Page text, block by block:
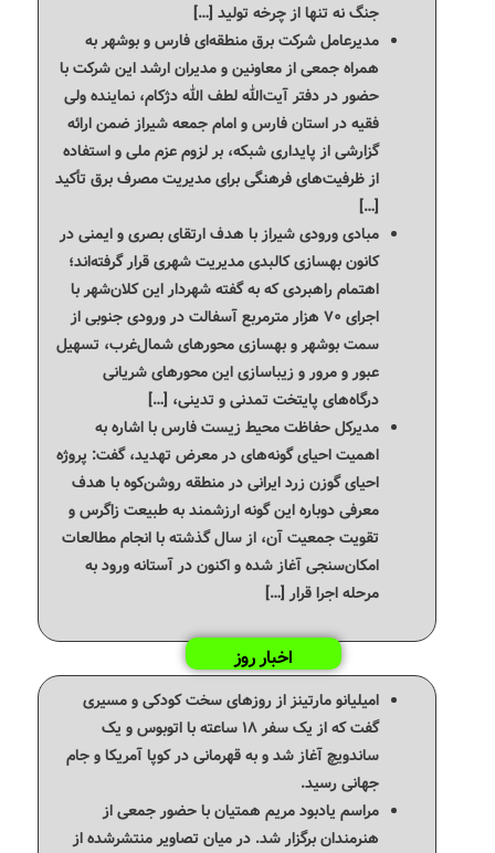
جنگ نه تنها از چرخه تولید […]
مدیرعامل شرکت برق منطقه‌ای فارس و بوشهر به
همراه جمعی از معاونین و مدیران ارشد این شرکت با
حضور در دفتر آیت‌الله لطف الله دژکام، نماینده ولی
فقیه در استان فارس و امام جمعه شیراز ضمن ارائه
گزارشی از پایداری شبکه، بر لزوم عزم ملی و استفاده
از ظرفیت‌های فرهنگی برای مدیریت مصرف برق تأکید
[…]
مبادی ورودی شیراز با هدف ارتقای بصری و ایمنی در
کانون بهسازی کالبدی مدیریت شهری قرار گرفته‌اند؛
اهتمام راهبردی که به گفته شهردار این کلان‌شهر با
اجرای ۷۰ هزار مترمربع آسفالت در ورودی جنوبی از
سمت بوشهر و بهسازی محورهای شمال‌غرب، تسهیل
عبور و مرور و زیباسازی این محورهای شریانی
درگاه‌های پایتخت تمدنی و تدینی، […]
مدیرکل حفاظت محیط زیست فارس با اشاره به
اهمیت احیای گونه‌های در معرض تهدید، گفت: پروژه
احیای گوزن زرد ایرانی در منطقه روشن‌کوه با هدف
معرفی دوباره این گونه ارزشمند به طبیعت زاگرس و
تقویت جمعیت آن، از سال گذشته با انجام مطالعات
امکان‌سنجی آغاز شده و اکنون در آستانه ورود به
مرحله اجرا قرار […]
اخبار روز
امیلیانو مارتینز از روزهای سخت کودکی و مسیری
گفت که از یک سفر ۱۸ ساعته با اتوبوس و یک
ساندویچ آغاز شد و به قهرمانی در کوپا آمریکا و جام
جهانی رسید.
مراسم یادبود مریم همتیان با حضور جمعی از
هنرمندان برگزار شد. در میان تصاویر منتشرشده از